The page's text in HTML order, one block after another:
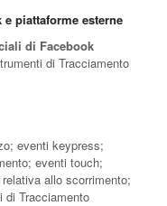
piattaforme esterne
di Facebook
di Tracciamento
eventi keypress;
eventi touch;
allo scorrimento;
di Tracciamento